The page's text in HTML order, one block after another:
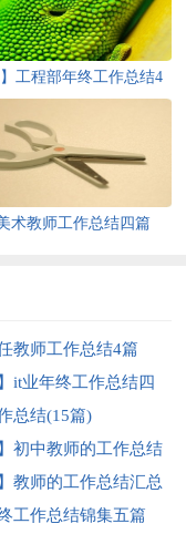
】工程部年终工作总结4
术教师工作总结四篇
教师工作总结4篇
it业年终工作总结四
总结(15篇)
初中教师的工作总结
教师的工作总结汇总
工作总结锦集五篇